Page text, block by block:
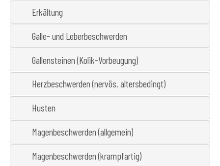
Erkältung
Galle- und Leberbeschwerden
Gallensteinen (Kolik-Vorbeugung)
Herzbeschwerden (nervös, altersbedingt)
Husten
Magenbeschwerden (allgemein)
Magenbeschwerden (krampfartig)